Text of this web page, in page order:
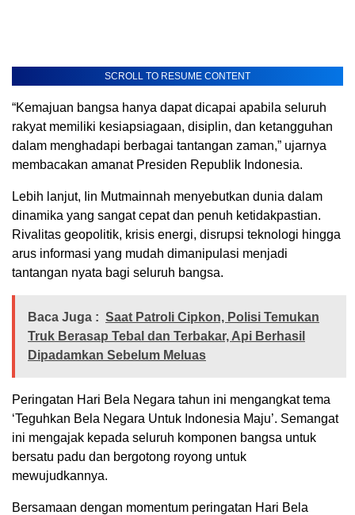
SCROLL TO RESUME CONTENT
“Kemajuan bangsa hanya dapat dicapai apabila seluruh
rakyat memiliki kesiapsiagaan, disiplin, dan ketangguhan
dalam menghadapi berbagai tantangan zaman,” ujarnya
membacakan amanat Presiden Republik Indonesia.
Lebih lanjut, Iin Mutmainnah menyebutkan dunia dalam
dinamika yang sangat cepat dan penuh ketidakpastian.
Rivalitas geopolitik, krisis energi, disrupsi teknologi hingga
arus informasi yang mudah dimanipulasi menjadi
tantangan nyata bagi seluruh bangsa.
Baca Juga : Saat Patroli Cipkon, Polisi Temukan
Truk Berasap Tebal dan Terbakar, Api Berhasil
Dipadamkan Sebelum Meluas
Peringatan Hari Bela Negara tahun ini mengangkat tema
‘Teguhkan Bela Negara Untuk Indonesia Maju’. Semangat
ini mengajak kepada seluruh komponen bangsa untuk
bersatu padu dan bergotong royong untuk
mewujudkannya.
Bersamaan dengan momentum peringatan Hari Bela